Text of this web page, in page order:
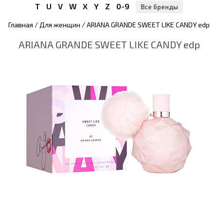
T
U V W X Y Z 0-9 Все бренды
Главная / Для женщин / ARIANA GRANDE SWEET LIKE CANDY edp
ARIANA GRANDE SWEET LIKE CANDY edp